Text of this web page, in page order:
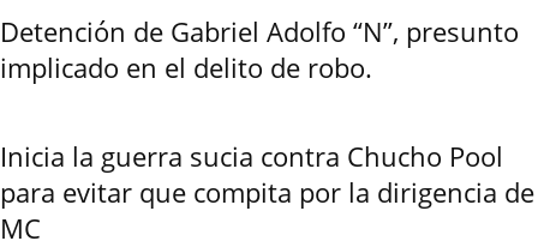
Detención de Gabriel Adolfo “N”, presunto
implicado en el delito de robo.
Inicia la guerra sucia contra Chucho Pool
para evitar que compita por la dirigencia de
MC